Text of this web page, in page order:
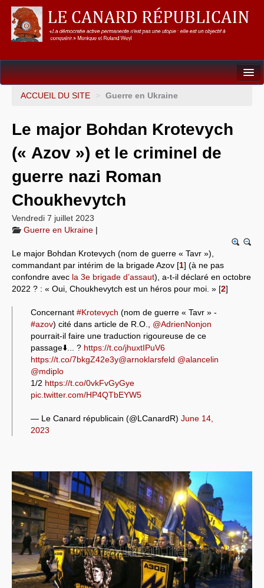
Dossiers
Points de repères
Un éléphant, ça trompe énormément !
Gouvernance mondiale & mondialisation
Résistances
L’Empire américain
Systèmes & société sous contrôle
Crises "Covid-19 & H1N1"
Guerre en Ukraine
ACCUEIL DU SITE > Guerre en Ukraine
Le major Bohdan Krotevych
(« Azov ») et le criminel de
guerre nazi Roman
Choukhevytch
Vendredi 7 juillet 2023
Guerre en Ukraine |
Le major Bohdan Krotevych (nom de guerre « Tavr »),
commandant par intérim de la brigade Azov [1] (à ne pas
confondre avec la 3e brigade d’assaut), a-t-il déclaré en octobre
2022 ? : « Oui, Choukhevytch est un héros pour moi. » [2]
Concernant #Krotevych (nom de guerre « Tavr » -
#azov) cité dans article de R.O., @AdrienNonjon
pourrait-il faire une traduction rigoureuse de ce
passage⬇️... ? https://t.co/jhuxtIPuV6
https://t.co/7bkgZ42e3y@arnoklarsfeld @alancelin
@mdiplo
1/2 https://t.co/0vkFvGyGye
pic.twitter.com/HP4QTbEYW5
— Le Canard républicain (@LCanardR) June 14,
2023